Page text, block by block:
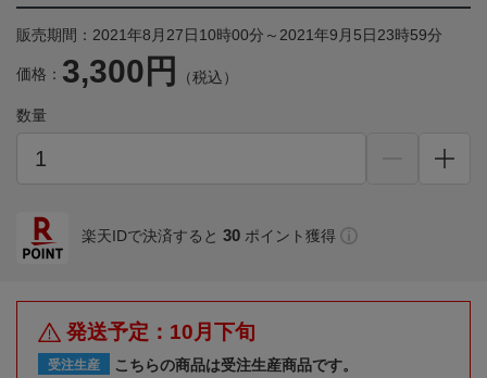
販売期間：2021年8月27日10時00分～2021年9月5日23時59分
価格： 3,300円 （税込）
数量
楽天IDで決済すると 30 ポイント獲得
発送予定：10月下旬
受注生産
こちらの商品は受注生産商品です。